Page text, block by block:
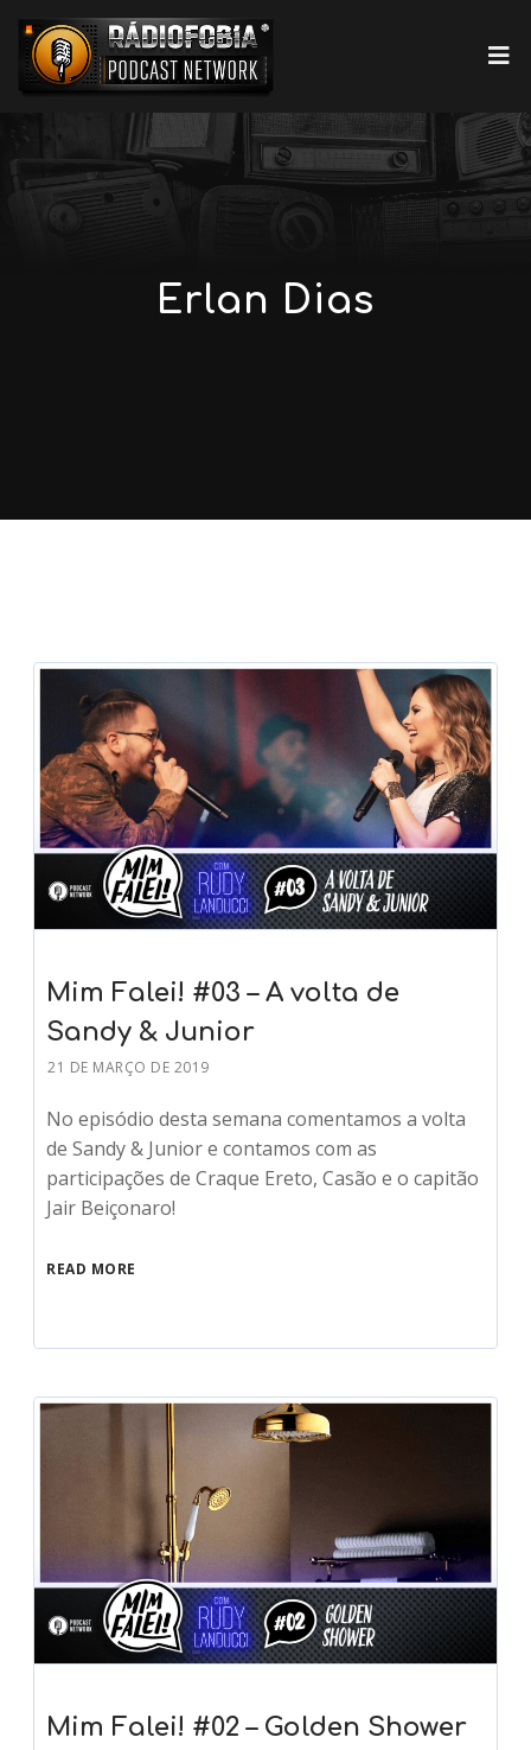
Erlan Dias
Mim Falei! #03 – A volta de
Sandy & Junior
21 DE MARÇO DE 2019
No episódio desta semana comentamos a volta
de Sandy & Junior e contamos com as
participações de Craque Ereto, Casão e o capitão
Jair Beiçonaro!
READ MORE
Mim Falei! #02 – Golden Shower